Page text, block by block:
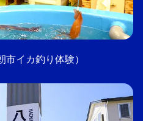
イカ釣り体験）